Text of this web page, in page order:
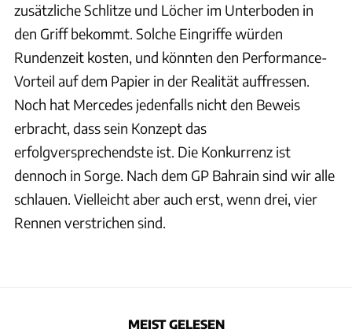
zusätzliche Schlitze und Löcher im Unterboden in
den Griff bekommt. Solche Eingriffe würden
Rundenzeit kosten, und könnten den Performance-
Vorteil auf dem Papier in der Realität auffressen.
Noch hat Mercedes jedenfalls nicht den Beweis
erbracht, dass sein Konzept das
erfolgversprechendste ist. Die Konkurrenz ist
dennoch in Sorge. Nach dem GP Bahrain sind wir alle
schlauen. Vielleicht aber auch erst, wenn drei, vier
Rennen verstrichen sind.
MEIST GELESEN